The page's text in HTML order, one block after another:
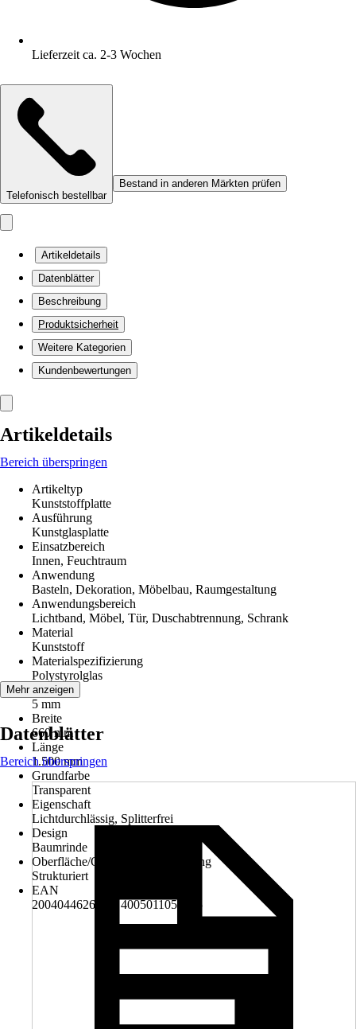
Lieferzeit ca. 2-3 Wochen
Telefonisch bestellbar
Bestand in anderen Märkten prüfen
Artikeldetails
Datenblätter
Beschreibung
Produktsicherheit
Weitere Kategorien
Kundenbewertungen
Artikeldetails
Bereich überspringen
Artikeltyp
Kunststoffplatte
Ausführung
Kunstglasplatte
Einsatzbereich
Innen, Feuchtraum
Anwendung
Basteln, Dekoration, Möbelbau, Raumgestaltung
Anwendungsbereich
Lichtband, Möbel, Tür, Duschabtrennung, Schrank
Material
Kunststoff
Materialspezifizierung
Polystyrolglas
Stärke
5 mm
Breite
660 mm
Länge
1.500 mm
Grundfarbe
Transparent
Eigenschaft
Lichtdurchlässig, Splitterfrei
Design
Baumrinde
Oberfläche/Oberflächenbehandlung
Strukturiert
EAN
2004044626002, 4005011052235
Mehr anzeigen
Datenblätter
Bereich überspringen